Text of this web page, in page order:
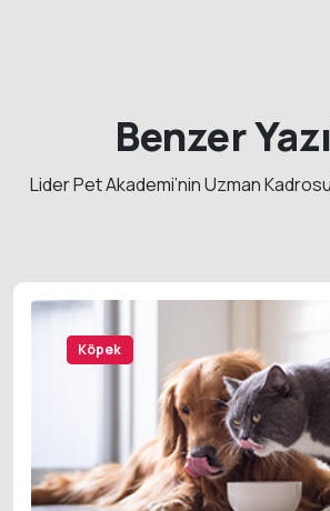
Benzer
Lider Pet Akademi’nin Uzman
Kedi
Köpek